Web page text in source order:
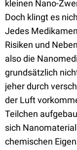
kleinen Nano-
Doch klingt es
Jedes
Risiken und
also die
grundsätzlich
jeher durch
der Luft
Teilchen
sich
chemischen